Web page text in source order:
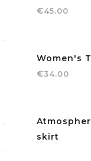
€45.00
Women's
€34.00
skirt